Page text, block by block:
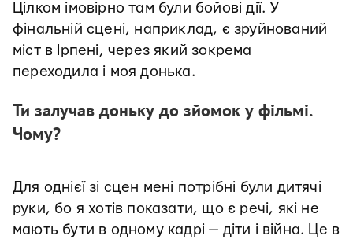
Цілком імовірно там були бойові дії. У
фінальній сцені, наприклад, є зруйнований
міст в Ірпені, через який зокрема
переходила і моя донька.
Ти залучав доньку до зйомок у фільмі.
Чому?
Для однієї зі сцен мені потрібні були дитячі
руки, бо я хотів показати, що є речі, які не
мають бути в одному кадрі — діти і війна. Це в